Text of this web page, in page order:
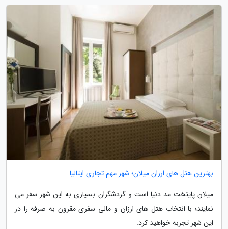
بهترین هتل های ارزان میلان؛ شهر مهم تجاری ایتالیا
میلان پایتخت مد دنیا است و گردشگران بسیاری به این شهر سفر می
نمایند؛ با انتخاب هتل های ارزان و مالی سفری مقرون به صرفه را در
این شهر تجربه خواهید کرد.